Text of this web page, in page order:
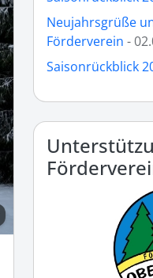
Neujahrsgrüße
Förderverein -
Saisonrückblick